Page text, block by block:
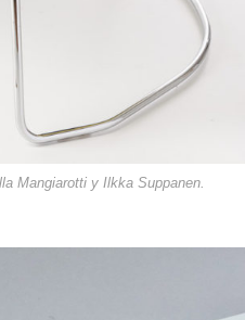
Mangiarotti y Ilkka Suppanen.